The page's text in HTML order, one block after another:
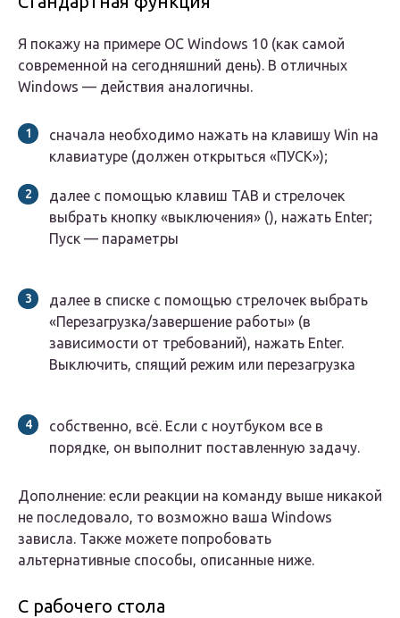
Я покажу на примере ОС Windows 10 (как самой
современной на сегодняшний день). В отличных
Windows — действия аналогичны.
сначала необходимо нажать на клавишу Win на
клавиатуре (должен открыться «ПУСК»);
далее с помощью клавиш TAB и стрелочек
выбрать кнопку «выключения» (), нажать Enter;
Пуск — параметры
далее в списке с помощью стрелочек выбрать
«Перезагрузка/завершение работы» (в
зависимости от требований), нажать Enter.
Выключить, спящий режим или перезагрузка
собственно, всё. Если с ноутбуком все в
порядке, он выполнит поставленную задачу.
Дополнение: если реакции на команду выше никакой
не последовало, то возможно ваша Windows
зависла. Также можете попробовать
альтернативные способы, описанные ниже.
С рабочего стола